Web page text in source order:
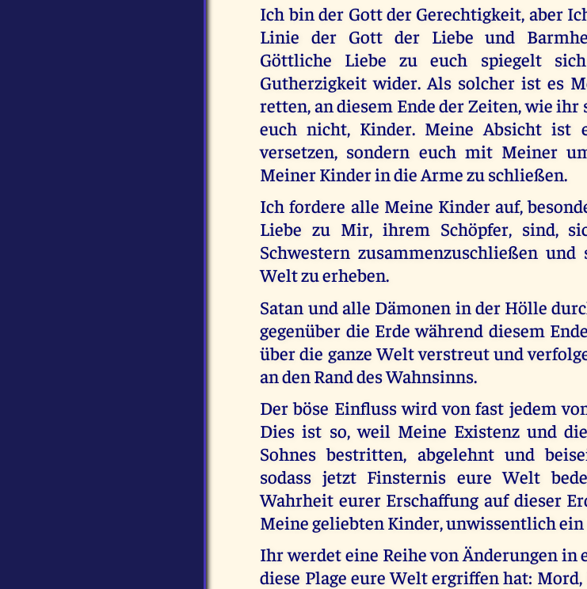
Ich bin der Gott der Gerechtigkeit, aber
Linie der Gott der Liebe und
Göttliche Liebe zu euch spiegelt
Gutherzigkeit wider. Als solcher ist es
retten, an diesem Ende der Zeiten, wie
euch nicht, Kinder. Meine Absicht ist
versetzen, sondern euch mit Meiner
Meiner Kinder in die Arme zu schließen.
Ich fordere alle Meine Kinder auf,
Liebe zu Mir, ihrem Schöpfer, sind,
Schwestern zusammenzuschließen
Welt zu erheben.
Satan und alle Dämonen in der Hölle
gegenüber die Erde während diesem
über die ganze Welt verstreut und
an den Rand des Wahnsinns.
Der böse Einfluss wird von fast jedem
Dies ist so, weil Meine Existenz und
Sohnes bestritten, abgelehnt und
sodass jetzt Finsternis eure Welt
Wahrheit eurer Erschaffung auf dieser
Meine geliebten Kinder, unwissentlich
Ihr werdet eine Reihe von Änderungen in
diese Plage eure Welt ergriffen hat: